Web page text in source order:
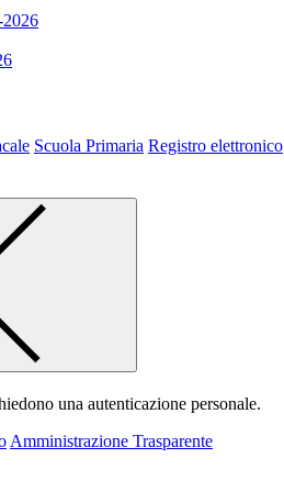
Scuola Primaria Registro elettronico
una autenticazione personale.
Amministrazione Trasparente